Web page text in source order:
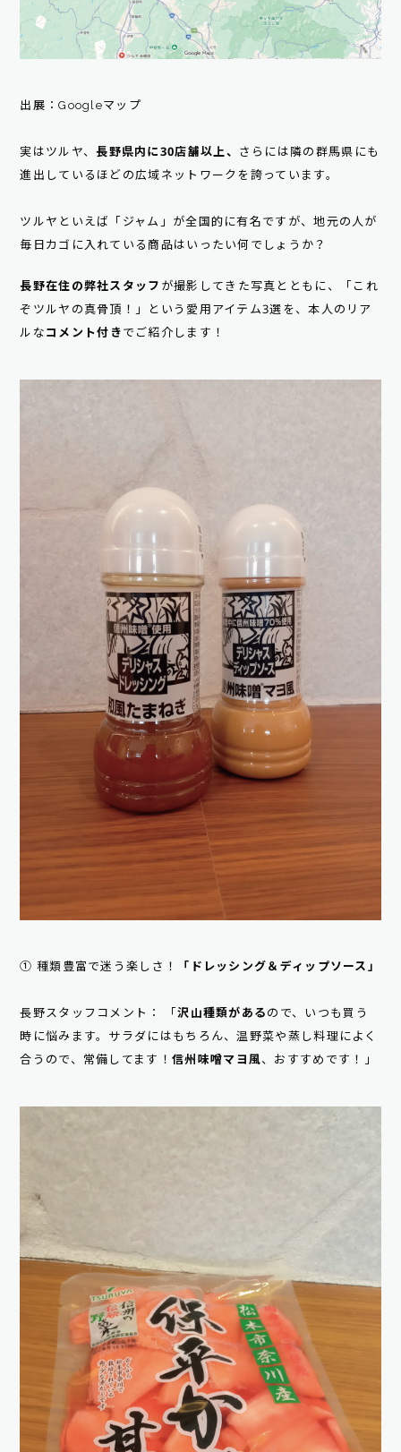
出展：Googleマップ
実はツルヤ、長野県内に30店舗以上、 さらには隣の群馬県にも
進出しているほどの広域ネットワークを誇っています。
ツルヤといえば「ジャム」が全国的に有名ですが、地元の人が
毎日カゴに入れている商品はいったい何でしょうか？
長野在住の弊社スタッフ が撮影してきた写真とともに、「これ
ぞツルヤの真骨頂！」という愛用アイテム3選を、本人のリア
ルな コメント付き でご紹介します！
① 種類豊富で迷う楽しさ！ 「ドレッシング＆ディップソース」
長野スタッフコメント： 「沢山種類がある ので、いつも買う
時に悩みます。サラダにはもちろん、温野菜や蒸し料理によく
合うので、常備してます！ 信州味噌マヨ風、おすすめです！」